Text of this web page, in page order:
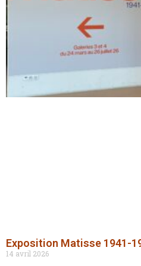
Exposition Matisse 1941-
14 avril 2026